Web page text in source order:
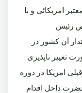
امریکائی و با
رئیس
آن کشور در
تغییر ناپذیری
امریکا در دوره
داخل اقدام